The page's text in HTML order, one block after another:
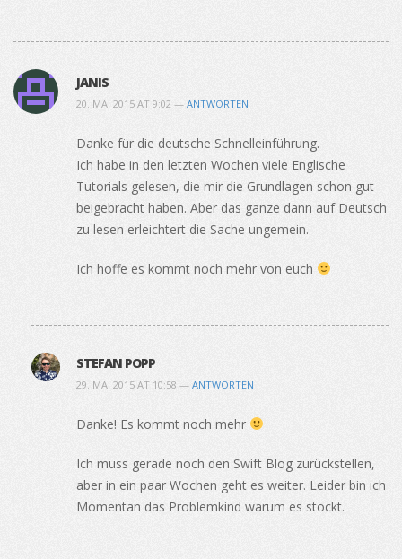
JANIS
20. MAI 2015 AT 9:02 — ANTWORTEN
Danke für die deutsche Schnelleinführung.
Ich habe in den letzten Wochen viele Englische
Tutorials gelesen, die mir die Grundlagen schon gut
beigebracht haben. Aber das ganze dann auf Deutsch
zu lesen erleichtert die Sache ungemein.
Ich hoffe es kommt noch mehr von euch
STEFAN POPP
29. MAI 2015 AT 10:58 — ANTWORTEN
Danke! Es kommt noch mehr
Ich muss gerade noch den Swift Blog zurückstellen,
aber in ein paar Wochen geht es weiter. Leider bin ich
Momentan das Problemkind warum es stockt.